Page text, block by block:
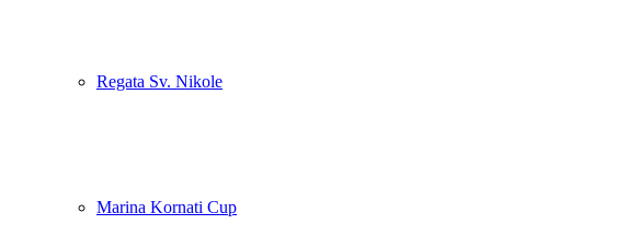
Regata Sv. Nikole
Marina Kornati Cup